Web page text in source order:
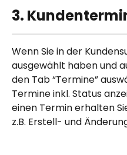
3.
Wenn Sie in der
ausgewählt haben und
den Tab “Termine”
Termine inkl. Status
einen Termin erhalten
z.B. Erstell- und